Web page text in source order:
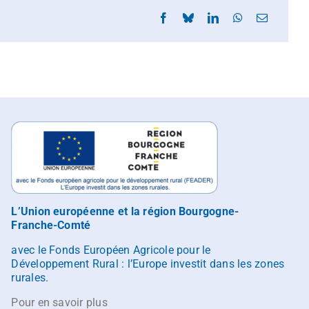
L’Union européenne et la région Bourgogne-
Franche-Comté
avec le Fonds Européen Agricole pour le
Développement Rural : l’Europe investit dans les zones
rurales.
Pour en savoir plus